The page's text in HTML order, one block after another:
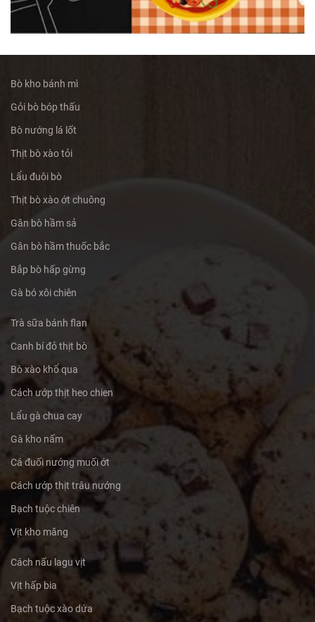
Bò kho bánh mì
Gỏi bò bóp thấu
Bò nướng lá lốt
Thịt bò xào tỏi
Lẩu đuôi bò
Thịt bò xào ớt chuông
Gân bò hầm sả
Gân bò hầm thuốc bắc
Bắp bò hấp gừng
Gà bó xôi chiên
Trà sữa bánh flan
Canh bí đỏ thịt bò
Bò xào khổ qua
Cách ướp thịt heo chien
Lẩu gà chua cay
Gà kho nấm
Cá đuối nướng muối ớt
Cách ướp thịt trâu nướng
Bạch tuộc chiên
Vịt kho măng
Cách nấu lagu vịt
Vịt hấp bia
Bạch tuộc xào dứa